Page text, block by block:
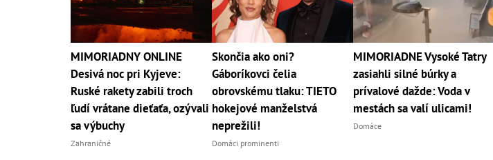
MIMORIADNY ONLINE
Desivá noc pri Kyjeve:
Ruské rakety zabili troch
ľudí vrátane dieťaťa, ozývali
sa výbuchy
Zahraničné
Skončia ako oni?
Gáboríkovci čelia
obrovskému tlaku: TIETO
hokejové manželstvá
neprežili!
Domáci prominenti
MIMORIADNE Vysoké Tatry
zasiahli silné búrky a
prívalové dažde: Voda v
mestách sa valí ulicami!
Domáce